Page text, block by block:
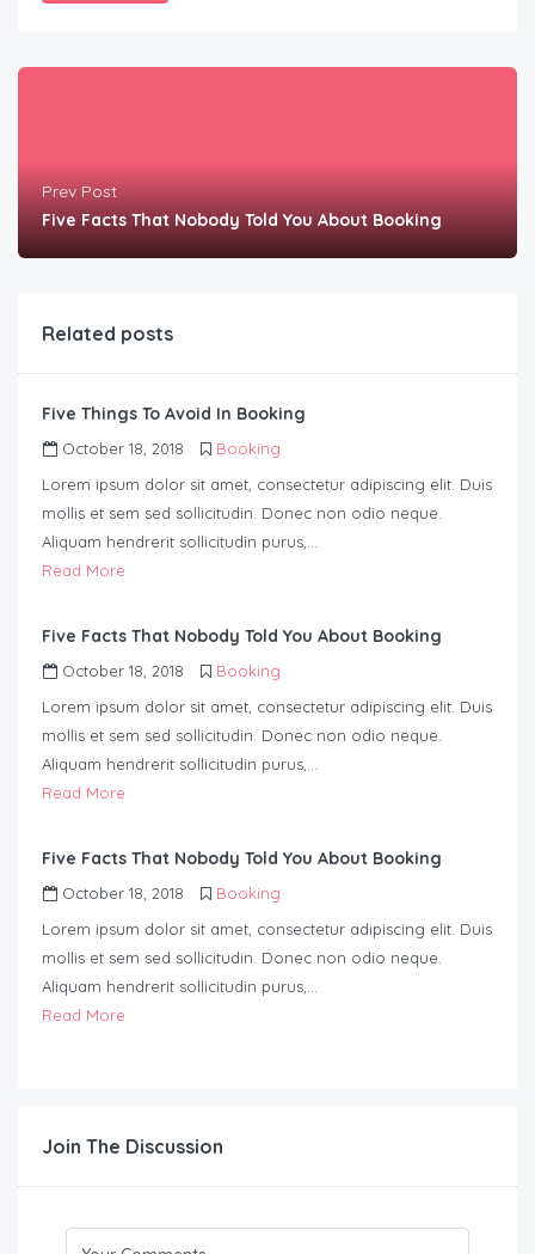
Prev Post
Five Facts That Nobody Told You About Booking
Related posts
Five Things To Avoid In Booking
October 18, 2018
Booking
Lorem ipsum dolor sit amet, consectetur adipiscing elit. Duis
mollis et sem sed sollicitudin. Donec non odio neque.
Aliquam hendrerit sollicitudin purus,…
Read More
Five Facts That Nobody Told You About Booking
October 18, 2018
Booking
Lorem ipsum dolor sit amet, consectetur adipiscing elit. Duis
mollis et sem sed sollicitudin. Donec non odio neque.
Aliquam hendrerit sollicitudin purus,…
Read More
Five Facts That Nobody Told You About Booking
October 18, 2018
Booking
Lorem ipsum dolor sit amet, consectetur adipiscing elit. Duis
mollis et sem sed sollicitudin. Donec non odio neque.
Aliquam hendrerit sollicitudin purus,…
Read More
Join The Discussion